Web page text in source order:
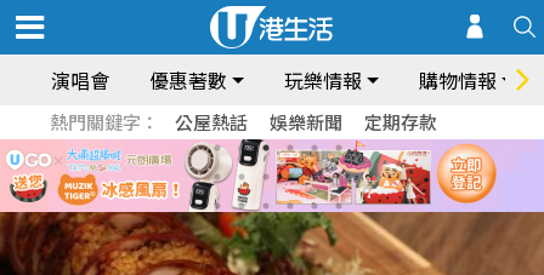
演唱會 優惠著數 玩樂情報 購物情報
熱門關鍵字： 公屋熱話 娛樂新聞 定期存款